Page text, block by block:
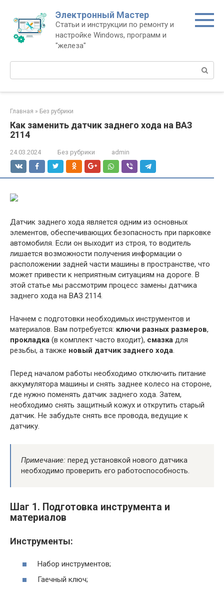
контенту
Электронный Мастер
Статьи и инструкции по ремонту и
настройке Windows, программ и
"железа"
Поиск:
Главная » Без рубрики
Как заменить датчик заднего хода на ВАЗ
2114
24.03.2024 Без рубрики admin
Датчик заднего хода является одним из основных
элементов, обеспечивающих безопасность при парковке
автомобиля. Если он выходит из строя, то водитель
лишается возможности получения информации о
расположении задней части машины в пространстве, что
может привести к неприятным ситуациям на дороге. В
этой статье мы рассмотрим процесс замены датчика
заднего хода на ВАЗ 2114.
Начнем с подготовки необходимых инструментов и
материалов. Вам потребуется: ключи разных размеров,
прокладка (в комплект часто входит), смазка для
резьбы, а также новый датчик заднего хода.
Перед началом работы необходимо отключить питание
аккумулятора машины и снять заднее колесо на стороне,
где нужно поменять датчик заднего хода. Затем,
необходимо снять защитный кожух и открутить старый
датчик. Не забудьте снять все провода, ведущие к
датчику.
Примечание: перед установкой нового датчика
необходимо проверить его работоспособность.
Шаг 1. Подготовка инструмента и
материалов
Инструменты:
Набор инструментов;
Гаечный ключ;